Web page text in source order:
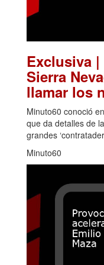
Exclusiva
Sierra
llamar los
Minuto60 conoció
que da detalles de
grandes
Minuto60